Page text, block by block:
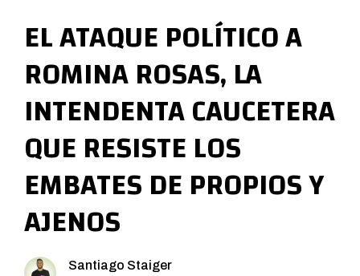
M
e
c
h
a
PERIODISMO DIGITAL
EL ATAQUE POLÍTICO A
ROMINA ROSAS, LA
INTENDENTA CAUCETERA
QUE RESISTE LOS
EMBATES DE PROPIOS Y
AJENOS
Santiago Staiger